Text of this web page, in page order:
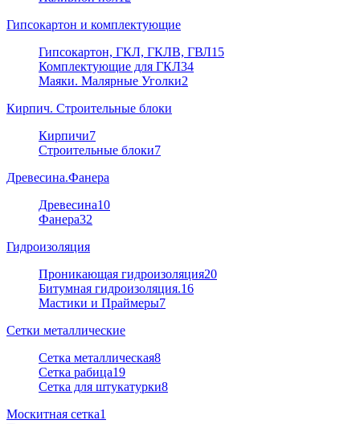
Гипсокартон и комплектующие
Гипсокартон, ГКЛ, ГКЛВ, ГВЛ15
Комплектующие для ГКЛ34
Маяки. Малярные Уголки2
Кирпич. Строительные блоки
Кирпичи7
Строительные блоки7
Древесина.Фанера
Древесина10
Фанера32
Гидроизоляция
Проникающая гидроизоляция20
Битумная гидроизоляция.16
Мастики и Праймеры7
Сетки металлические
Сетка металлическая8
Сетка рабица19
Сетка для штукатурки8
Москитная сетка1